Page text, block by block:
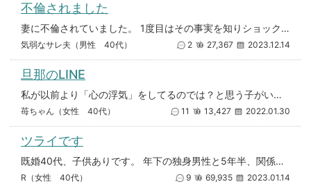
不倫されました
妻に不倫されていました。 1度目はその事実を知りショックで家を出ました。（妻の帰宅前） その日の夜しばらくして妻からLI
気弱なサレ夫（男性 40代） 2 27,367 2023.12.14
旦那のLINE
私が以前より「心の浮気」をしてるのでは？と思う子がいて旦那のラインを見てしまいました。←いけない事とは重々承知しておりま
苺ちゃん（女性 40代） 11 13,427 2022.01.30
ツライです
既婚40代、子供ありです。 年下の独身男性と5年半、関係を持っていました。 最近、彼に結婚したいと思える人ができたと言
R（女性 40代） 9 69,935 2023.01.14